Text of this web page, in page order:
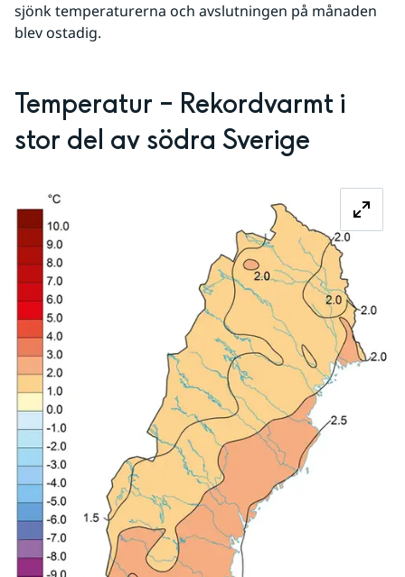
sjönk temperaturerna och avslutningen på månaden
blev ostadig.
Temperatur – Rekordvarmt i
stor del av södra Sverige